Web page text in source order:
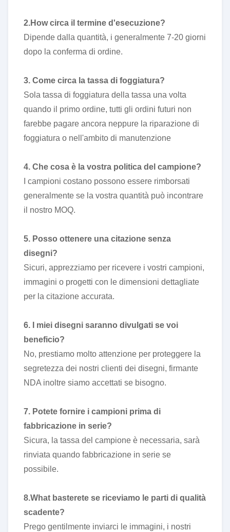
2.How circa il termine d'esecuzione?
Dipende dalla quantità, i generalmente 7-20 giorni
dopo la conferma di ordine.
3. Come circa la tassa di foggiatura?
Sola tassa di foggiatura della tassa una volta
quando il primo ordine, tutti gli ordini futuri non
farebbe pagare ancora neppure la riparazione di
foggiatura o nell'ambito di manutenzione
4. Che cosa è la vostra politica del campione?
I campioni costano possono essere rimborsati
generalmente se la vostra quantità può incontrare
il nostro MOQ.
5. Posso ottenere una citazione senza
disegni?
Sicuri, apprezziamo per ricevere i vostri campioni,
immagini o progetti con le dimensioni dettagliate
per la citazione accurata.
6. I miei disegni saranno divulgati se voi
beneficio?
No, prestiamo molto attenzione per proteggere la
segretezza dei nostri clienti dei disegni, firmante
NDA inoltre siamo accettati se bisogno.
7. Potete fornire i campioni prima di
fabbricazione in serie?
Sicura, la tassa del campione è necessaria, sarà
rinviata quando fabbricazione in serie se
possibile.
8.What basterete se riceviamo le parti di qualità
scadente?
Prego gentilmente inviarci le immagini, i nostri